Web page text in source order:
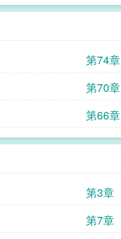
第74章
第70章
第66章
第3章
第7章